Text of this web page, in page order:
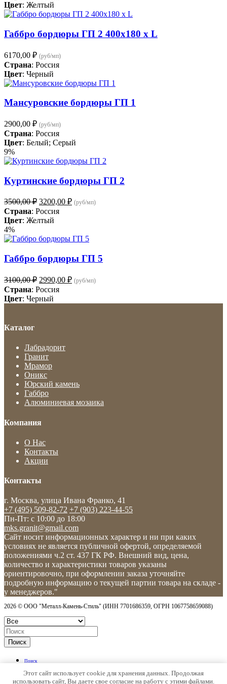
составляла
4200,00 ₽.
Цвет: Желтый
Габбро бордюры ГП 2 400х180 х L
6170,00 ₽ (руб/мп)
Страна: Россия
Цвет: Черный
Мансуровские бордюры ГП 1
2900,00 ₽ (руб/мп)
Страна: Россия
Цвет: Белый; Серый
9%
Куртинские бордюры ГП 2
3500,00₽ Первоначальная
цена
составляла
3200,00 ₽Текущая
цена:
(руб/мп)
Страна: Россия
Цвет: Желтый
4%
Габбро бордюры ГП 5
3100,00₽ Первоначальная
цена
составляла
2990,00 ₽Текущая
цена:
(руб/мп)
Страна: Россия
Цвет: Черный
Каталог
Лабрадорит
Гранит
Мрамор
Оникс
Юрский камень
Габбро
Алюминиевая мозаика
Компания
О Нас
Контакты
Акции
Контакты
г. Москва, улица Ивана Франко, 41
+7 (495) 509-82-72 +7 (903) 223-44-55
Пн-Пт: c 10:00 до 18:00
mks.granit@gmail.com
Сайт носит информационных характер и ни при каких
условиях не является публичной офертой, определяемой
положениями ч.2 ст. 437 ГК РФ. Внешний вид, цена,
количество и характеристики товаров указаны
ориентировочно, при оформлении заказа уточняйте
подробную информацию о текущей партии товара на складе -
у менеджеров."
2026 © ООО "Металл-Камень-Стиль" (ИНН 7701686359, ОГРН 1067758659088)
Поиск
Поиск
Категории
Этот сайт использует cookie для хранения данных. Продолжая
использовать сайт, Вы даете свое согласие на работу с этими файлами.